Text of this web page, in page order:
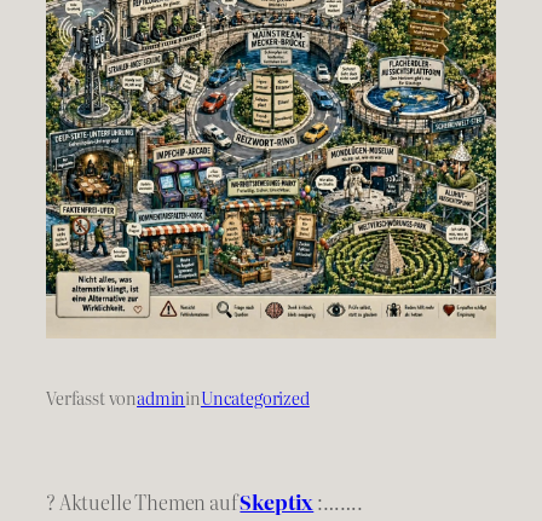
Verfasst vonadmininUncategorized
? Aktuelle Themen aufSkeptix:…….